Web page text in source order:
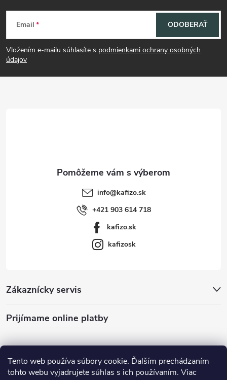
Tento web používa súbory cookie. Ďalším prechádzaním
tohto webu vyjadrujete súhlas s ich používaním. Viac
Z
á
p
Email
Vložením e-mailu súhlasíte s podmienkami ochrany osobných
údajov
ODOBERAŤ
Zákaznícky servis
Prijímame online platby
info@kafizo.sk
+421 903 614 718
kafizo.sk
kafizosk